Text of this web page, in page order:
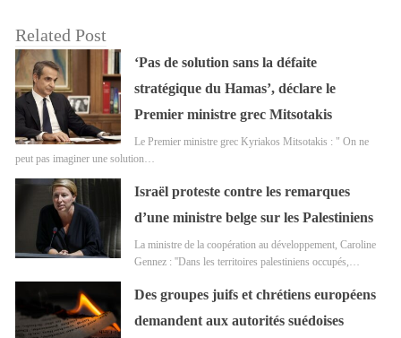
Related Post
‘Pas de solution sans la défaite
stratégique du Hamas’, déclare le
Premier ministre grec Mitsotakis
Le Premier ministre grec Kyriakos Mitsotakis : " On ne
peut pas imaginer une solution…
Israël proteste contre les remarques
d’une ministre belge sur les Palestiniens
La ministre de la coopération au développement, Caroline
Gennez : ''Dans les territoires palestiniens occupés,…
Des groupes juifs et chrétiens européens
demandent aux autorités suédoises